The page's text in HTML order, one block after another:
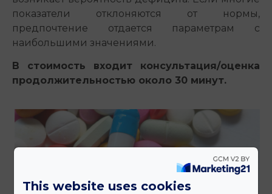
показатели отклоняются от нормы,
предпочтение отдается параметрам с
наибольшими значениями.
В стоимость входит консультация/оценка
продолжительностью около 30 минут.
This website uses cookies